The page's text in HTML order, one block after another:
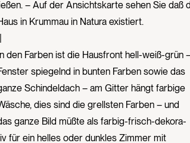
– Auf der Ansichtskarte sehen Sie daß
in Krummau in Natura existiert.
den Farben ist die Hausfront hell-weiß-grün
spiegelnd in bunten Farben sowie das
Schindeldach – am Gitter hängt farbige
dies sind die grellsten Farben – und
ganze Bild müßte als farbig-frisch-dekora-
für ein helles oder dunkles Zimmer mit